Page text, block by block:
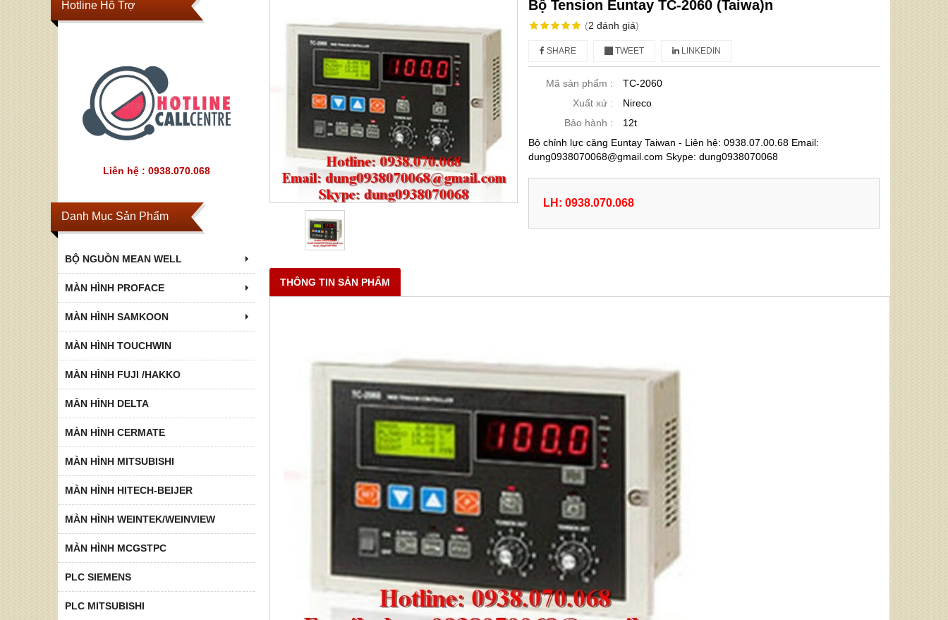
Hotline Hỗ Trợ
Liên hệ : 0938.070.068
Danh Mục Sản Phẩm
BỘ NGUỒN MEAN WELL
MÀN HÌNH PROFACE
MÀN HÌNH SAMKOON
MÀN HÌNH TOUCHWIN
MÀN HÌNH FUJI /HAKKO
MÀN HÌNH DELTA
MÀN HÌNH CERMATE
MÀN HÌNH MITSUBISHI
MÀN HÌNH HITECH-BEIJER
MÀN HÌNH WEINTEK/WEINVIEW
MÀN HÌNH MCGSTPC
PLC SIEMENS
PLC MITSUBISHI
Bộ Tension Euntay TC-2060 (Taiwa)n
(2 đánh giá)
SHARE TWEET LINKEDIN
Mã sản phẩm :
TC-2060
Xuất xứ :
Nireco
Bảo hành :
12t
Bộ chỉnh lực căng Euntay Taiwan - Liên hệ: 0938.07.00.68 Email:
dung0938070068@gmail.com Skype: dung0938070068
LH: 0938.070.068
THÔNG TIN SẢN PHẨM